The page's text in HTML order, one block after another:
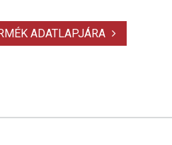
ADATLAPJÁRA